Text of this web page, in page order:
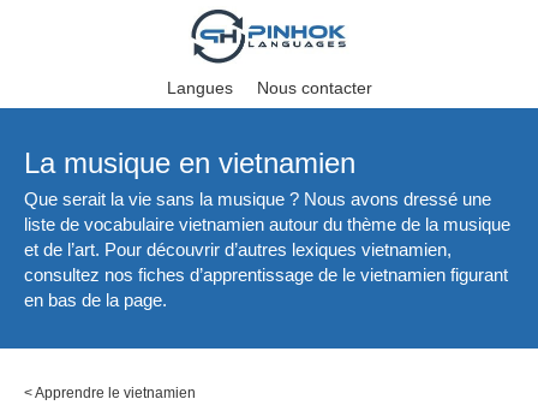
Langues Nous contacter
La musique en vietnamien
Que serait la vie sans la musique ? Nous avons dressé une
liste de vocabulaire vietnamien autour du thème de la musique
et de l’art. Pour découvrir d’autres lexiques vietnamien,
consultez nos fiches d’apprentissage de le vietnamien figurant
en bas de la page.
<Apprendre le vietnamien